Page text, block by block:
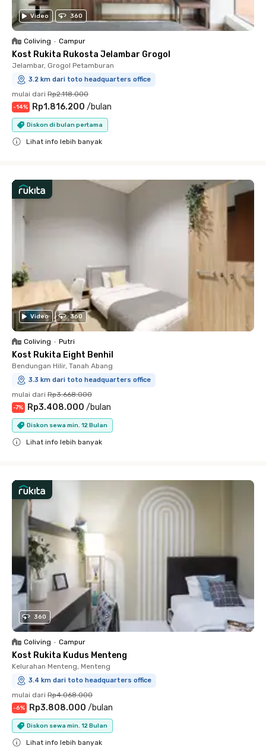
Video 360
Coliving • Campur
Kost Rukita Rukosta Jelambar Grogol
Jelambar, Grogol Petamburan
3.2 km dari toto headquarters office
mulai dari Rp2.118.000
-14% Rp1.816.200 /bulan
Diskon di bulan pertama
Lihat info lebih banyak
Video 360
Coliving • Putri
Kost Rukita Eight Benhil
Bendungan Hilir, Tanah Abang
3.3 km dari toto headquarters office
mulai dari Rp3.668.000
-7% Rp3.408.000 /bulan
Diskon sewa min. 12 Bulan
Lihat info lebih banyak
360
Coliving • Campur
Kost Rukita Kudus Menteng
Kelurahan Menteng, Menteng
3.4 km dari toto headquarters office
mulai dari Rp4.068.000
-6% Rp3.808.000 /bulan
Diskon sewa min. 12 Bulan
Lihat info lebih banyak